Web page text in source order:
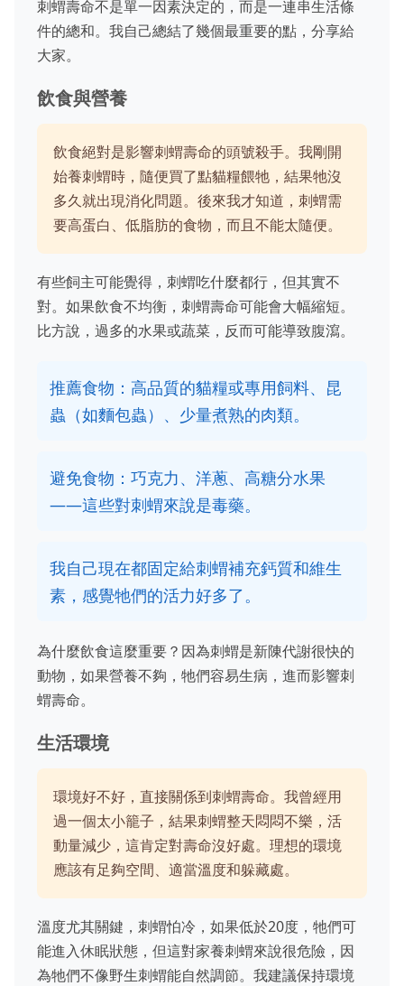
刺蝟壽命不是單一因素決定的，而是一連串生活條
件的總和。我自己總結了幾個最重要的點，分享給
大家。
飲食與營養
飲食絕對是影響刺蝟壽命的頭號殺手。我剛開
始養刺蝟時，隨便買了點貓糧餵牠，結果牠沒
多久就出現消化問題。後來我才知道，刺蝟需
要高蛋白、低脂肪的食物，而且不能太隨便。
有些飼主可能覺得，刺蝟吃什麼都行，但其實不
對。如果飲食不均衡，刺蝟壽命可能會大幅縮短。
比方說，過多的水果或蔬菜，反而可能導致腹瀉。
推薦食物：高品質的貓糧或專用飼料、昆
蟲（如麵包蟲）、少量煮熟的肉類。
避免食物：巧克力、洋蔥、高糖分水果
——這些對刺蝟來說是毒藥。
我自己現在都固定給刺蝟補充鈣質和維生
素，感覺牠們的活力好多了。
為什麼飲食這麼重要？因為刺蝟是新陳代謝很快的
動物，如果營養不夠，牠們容易生病，進而影響刺
蝟壽命。
生活環境
環境好不好，直接關係到刺蝟壽命。我曾經用
過一個太小籠子，結果刺蝟整天悶悶不樂，活
動量減少，這肯定對壽命沒好處。理想的環境
應該有足夠空間、適當溫度和躲藏處。
溫度尤其關鍵，刺蝟怕冷，如果低於20度，牠們可
能進入休眠狀態，但這對家養刺蝟來說很危險，因
為牠們不像野生刺蝟能自然調節。我建議保持環境